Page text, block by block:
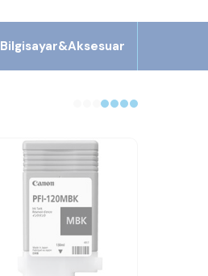
Bilgisayar&Aksesuar